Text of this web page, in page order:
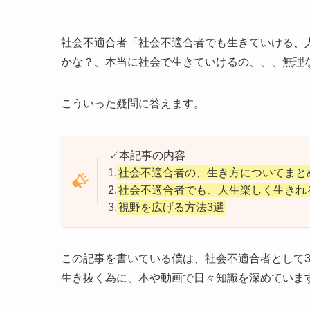
社会不適合者「社会不適合者でも生きていける
かな？、本当に社会で生きていけるの、、、無理
こういった疑問に答えます。
✓本記事の内容
1.社会不適合者の、生き方についてまと
2.社会不適合者でも、人生楽しく生きれ
3.視野を広げる方法3選
この記事を書いている僕は、社会不適合者として
生き抜く為に、本や動画で日々知識を深めていま